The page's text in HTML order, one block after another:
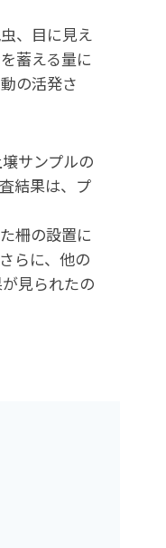
、目に見え
蓄える量に
の活発さ
サンプルの
結果は、プ
柵の設置に
らに、他の
見られたの